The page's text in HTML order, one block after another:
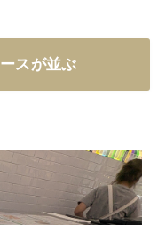
スが並ぶ